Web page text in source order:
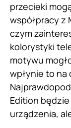
przecieki
współpracy z
czym
kolorystyki
motywu
wpłynie to na
Edition
urządzenia,